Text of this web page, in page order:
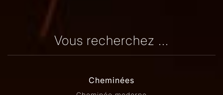
Vous recherchez ...
Cheminées